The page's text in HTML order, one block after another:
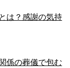
は？感謝の気持
係の葬儀で包む